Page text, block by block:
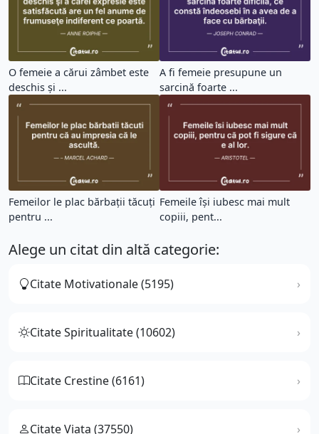
O femeie a cărui zâmbet este
deschis şi ...
A fi femeie presupune un
sarcină foarte ...
Femeilor le plac bărbații tăcuți
pentru ...
Femeile își iubesc mai mult
copiii, pent...
Alege un citat din altă categorie:
Citate Motivationale (5195)
Citate Spiritualitate (10602)
Citate Crestine (6161)
Citate Viata (37550)